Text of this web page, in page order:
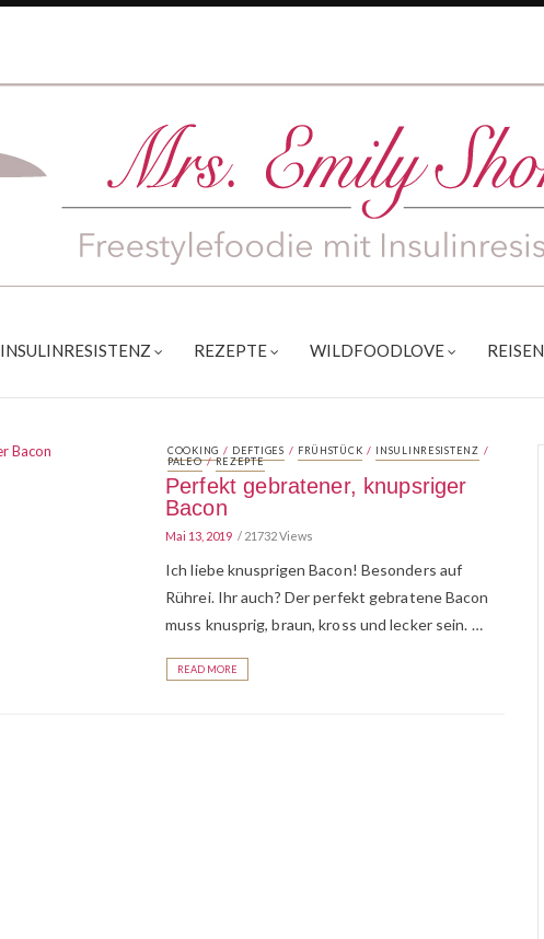
INSULINRESISTENZ REZEPTE WILDFOODLOVE REISEN
COOKING / DEFTIGES / FRÜHSTÜCK / INSULINRESISTENZ /
PALEO/REZEPTE
Perfekt gebratener, knupsriger
Bacon
Mai 13, 2019 21732 Views
Ich liebe knusprigen Bacon! Besonders auf
Rührei. Ihr auch? Der perfekt gebratene Bacon
muss knusprig, braun, kross und lecker sein. …
READ MORE